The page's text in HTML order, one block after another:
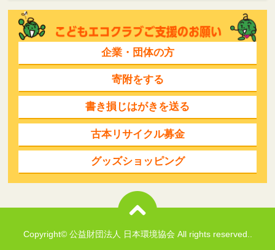
企業・団体の方
寄附をする
書き損じはがきを送る
古本リサイクル募金
グッズショッピング
Copyright© 公益財団法人 日本環境協会 All rights reserved..